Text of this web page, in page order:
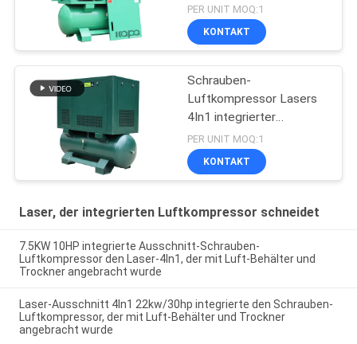
PER UNIT MOQ:1
KONTAKT
Schrauben-
Luftkompressor Lasers
4In1 integrierter
18.5Kw/25Hp 25Bar
Ausschnitt
PER UNIT MOQ:1
KONTAKT
Laser, der integrierten Luftkompressor schneidet
7.5KW 10HP integrierte Ausschnitt-Schrauben-
Luftkompressor den Laser-4In1, der mit Luft-Behälter und
Trockner angebracht wurde
Laser-Ausschnitt 4In1 22kw/30hp integrierte den Schrauben-
Luftkompressor, der mit Luft-Behälter und Trockner
angebracht wurde